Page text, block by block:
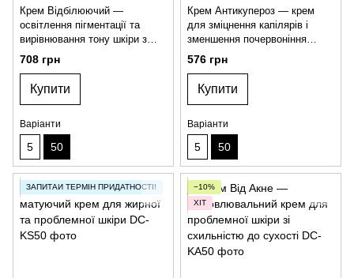
Крем Відбілюючий —
освітлення пігментації та
вирівнювання тону шкіри з
арбутином і рослинними
екстрактами
708 грн
Купити
Варіанти
5 50
Крем Антикупероз — крем
для зміцнення капілярів і
зменшення почервоніння
шкіри
576 грн
Купити
Варіанти
5 50
ЗАПИТАЙ ТЕРМІН ПРИДАТНОСТІ!
−10%
ХІТ